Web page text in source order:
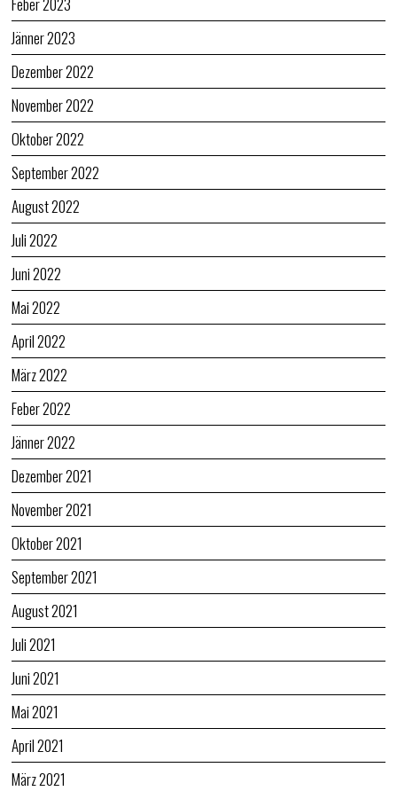
Jänner 2023
Dezember 2022
November 2022
Oktober 2022
September 2022
August 2022
Juli 2022
Juni 2022
Mai 2022
April 2022
März 2022
Feber 2022
Jänner 2022
Dezember 2021
November 2021
Oktober 2021
September 2021
August 2021
Juli 2021
Juni 2021
Mai 2021
April 2021
März 2021